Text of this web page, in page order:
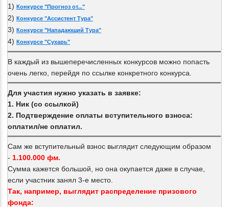
1) Конкурсе "Прогноз от..."
2) Конкурсе "Ассистент Тура"
3) Конкурсе "Нападающий Тура"
4) Конкурсе "Сухарь"
В каждый из вышеперечисленных конкурсов можно попасть
очень легко, перейдя по ссылке конкретного конкурса.
Для участия нужно указать в заявке:
1. Ник (со ссылкой)
2. Подтверждение оплаты вступительного взноса:
оплатил/не оплатил.
Сам же вступительный взнос выглядит следующим образом
- 1.100.000 фм.
Сумма кажется большой, но она окупается даже в случае,
если участник занял 3-е место.
Так, например, выглядит распределение призового
фонда: